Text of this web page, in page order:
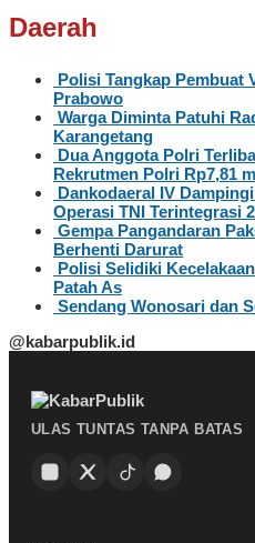
Daerah
Polisi Tangkap Pembuat
Prabowo
Warga Diminta Patuhi
Karangetang
Dua Anggota Polri
Rekrutmen Polri Rp7,81
Dankodaeral IV
Operasi TNI Terintegrasi
Gempa Pangandaran
Berhenti Darurat
Polisi Selidiki
Patah As
Sendang Wonosari dan
@kabarpublik.id
ULAS TUNTAS TANPA BATAS